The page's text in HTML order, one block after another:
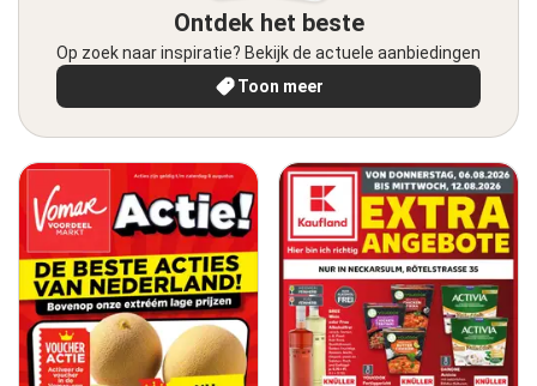
Ontdek het beste
Op zoek naar inspiratie? Bekijk de actuele aanbiedingen
Toon meer